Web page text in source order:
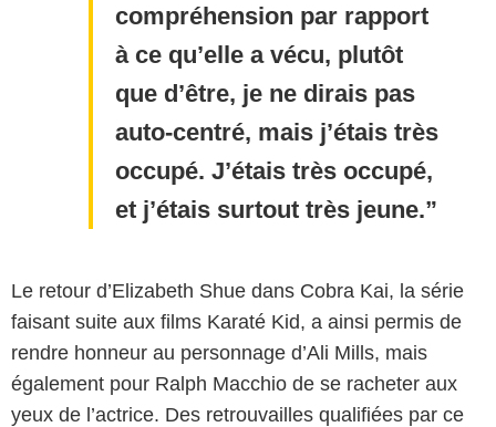
compréhension par rapport
à ce qu’elle a vécu, plutôt
que d’être, je ne dirais pas
auto-centré, mais j’étais très
occupé. J’étais très occupé,
et j’étais surtout très jeune.
Le retour d’Elizabeth Shue dans Cobra Kai, la série
faisant suite aux films Karaté Kid, a ainsi permis de
rendre honneur au personnage d’Ali Mills, mais
également pour Ralph Macchio de se racheter aux
yeux de l’actrice. Des retrouvailles qualifiées par ce